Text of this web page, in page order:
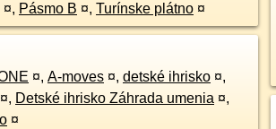
¤, Pásmo B ¤, Turínske plátno ¤
¤, A-moves ¤, detské ihrisko ¤,
¤, Detské ihrisko Záhrada umenia ¤,
¤